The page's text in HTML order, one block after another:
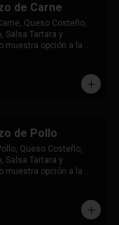
de Carne
Queso Costeño,
Salsa Tartara y
muestra opción a la
de Pollo
Queso Costeño,
Salsa Tartara y
muestra opción a la